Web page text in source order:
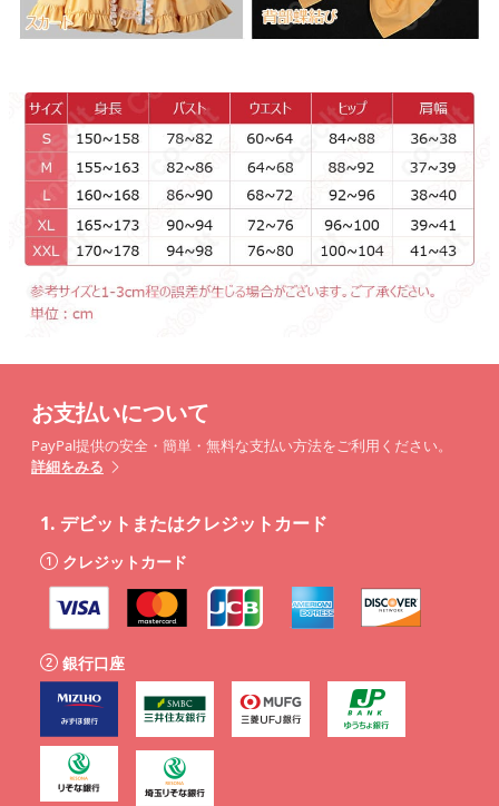
お支払いについて
PayPal提供の安全・簡単・無料な支払い方法をご利用ください。
詳細をみる
1. デビットまたはクレジットカード
クレジットカード
銀行口座